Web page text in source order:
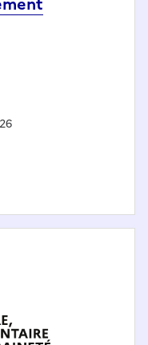
administratif et